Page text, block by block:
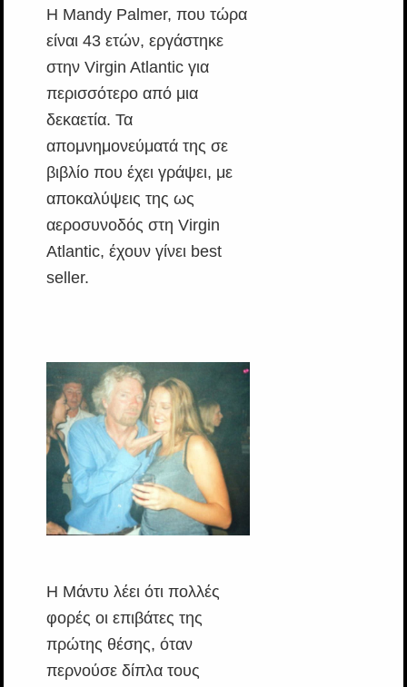
Η Mandy Palmer, που τώρα
είναι 43 ετών, εργάστηκε
στην Virgin Atlantic για
περισσότερο από μια
δεκαετία. Τα
απομνημονεύματά της σε
βιβλίο που έχει γράψει, με
αποκαλύψεις της ως
αεροσυνοδός στη Virgin
Atlantic, έχουν γίνει best
seller.
Η Μάντυ λέει ότι πολλές
φορές οι επιβάτες της
πρώτης θέσης, όταν
περνούσε δίπλα τους